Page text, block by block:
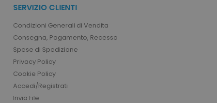
SERVIZIO CLIENTI
Condizioni Generali di Vendita
Consegna, Pagamento, Recesso
Spese di Spedizione
Privacy Policy
Cookie Policy
Accedi/Registrati
Invia File